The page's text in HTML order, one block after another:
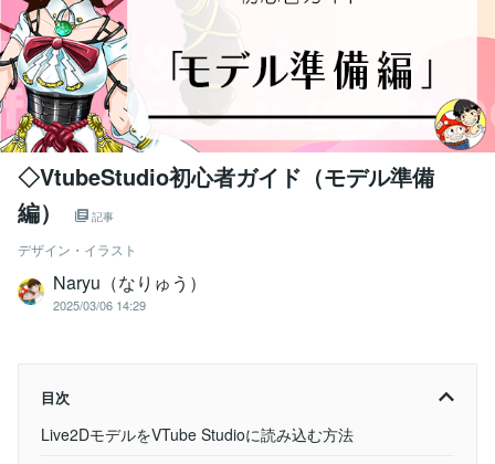
◇VtubeStudio初心者ガイド（モデル準備
編）
記事
デザイン・イラスト
Naryu（なりゅう）
2025/03/06 14:29
目次
Live2DモデルをVTube Studioに読み込む方法